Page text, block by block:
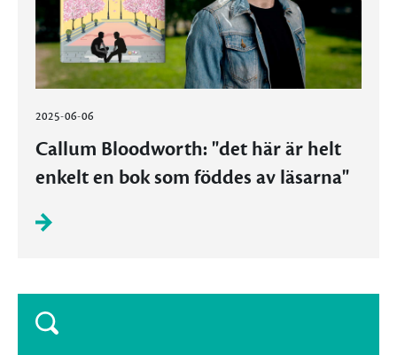
2025-06-06
Callum Bloodworth: "det här är helt
enkelt en bok som föddes av läsarna"